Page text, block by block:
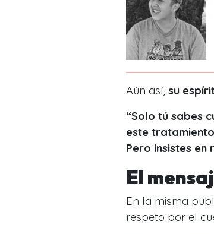
Aún así, su
“Solo tú sabes
este
Pero insistes
El
En la misma
respeto por el